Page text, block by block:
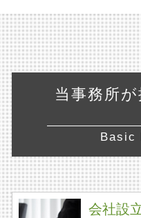
当事務所
Basic
会社設